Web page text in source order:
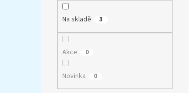
Na skladě 3
Akce 0
Novinka 0